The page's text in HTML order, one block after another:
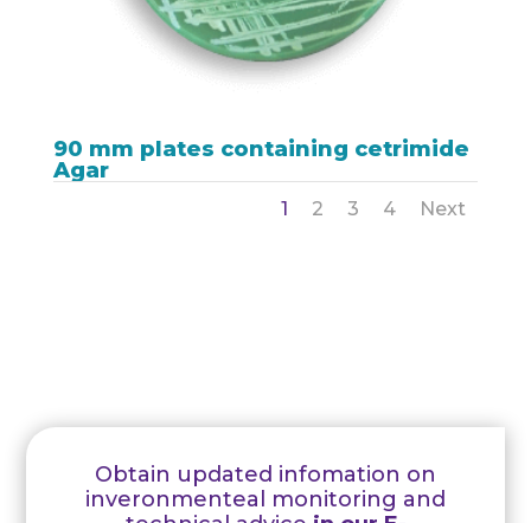
90 mm plates containing cetrimide
Agar
1 2 3 4 Next
Obtain updated infomation on
inveronmenteal monitoring and